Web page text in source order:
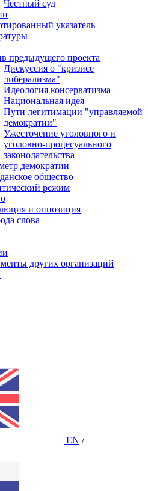
Честный суд
указатель
предыдущего проекта
Дискуссия о "кризисе
либерализма"
Идеология консерватизма
Национальная идея
Пути легитимации "управляемой
демократии"
Ужесточение уголовного и
уголовно-процесуального
законодательства
демократии
общество
режим
и оппозиция
слова
других организаций
EN /